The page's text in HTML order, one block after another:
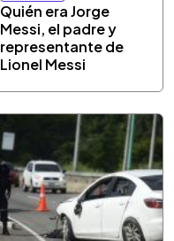
Quién era Jorge
Messi, el padre y
representante de
Lionel Messi